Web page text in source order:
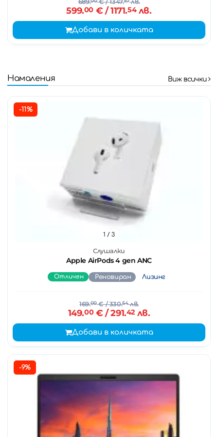
599.00€ / 1171.54лв.
Добави в количката
Намаления Виж всички
-11%
Слушалки
Apple AirPods 4 gen ANC
1 / 3
Отличен Реновиран Лизинг
169.00€/ 330.54лв.
149.00€ / 291.42лв.
Добави в количката
-9%